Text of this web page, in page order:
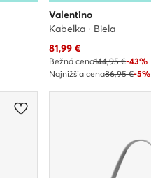
Valentino
Kabelka · Biela
Aktuálna cena
81,99€
Bežná cena144,95 €-43%
Najnižšia cena86,95 €-5%